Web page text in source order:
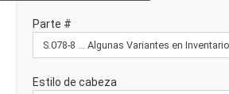
Parte #
Estilo de cabeza